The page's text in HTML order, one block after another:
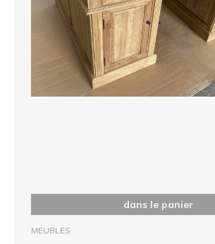
dans le panier
MEUBLES